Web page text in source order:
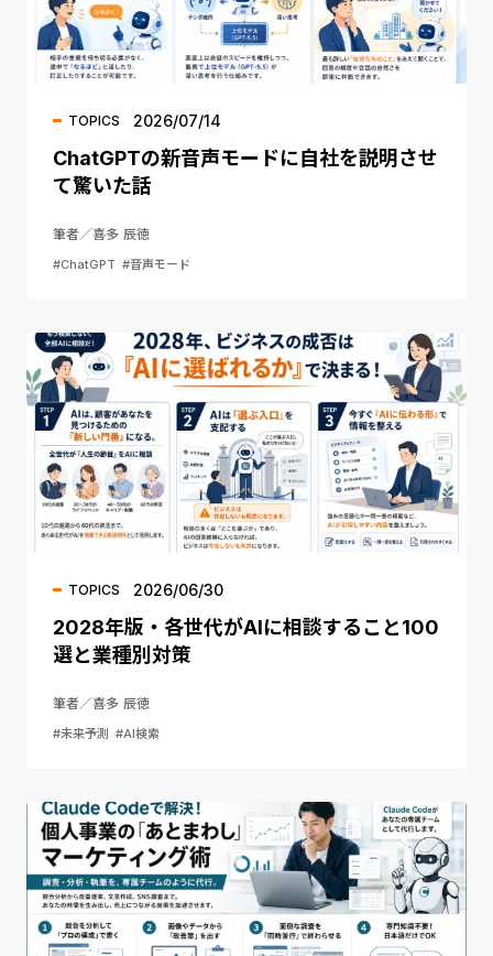
TOPICS 2026/07/14
ChatGPTの新音声モードに自社を説明させ
て驚いた話
筆者／喜多 辰徳
#ChatGPT #音声モード
TOPICS 2026/06/30
2028年版・各世代がAIに相談すること100
選と業種別対策
筆者／喜多 辰徳
#未来予測 #AI検索